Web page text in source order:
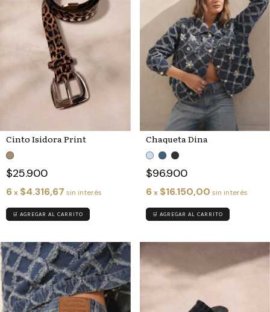
Cinto Isidora Print
$25.900
6x $4.316,67 sin interés
🛒 AGREGAR AL CARRITO
Chaqueta Dina
$96.900
6 x $16.150,00 sin interés
🛒 AGREGAR AL CARRITO